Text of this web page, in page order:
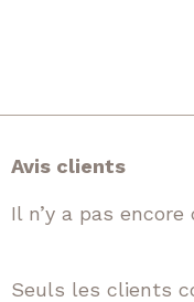
Avis clients
Il n’y a pas encore
Seuls les clients